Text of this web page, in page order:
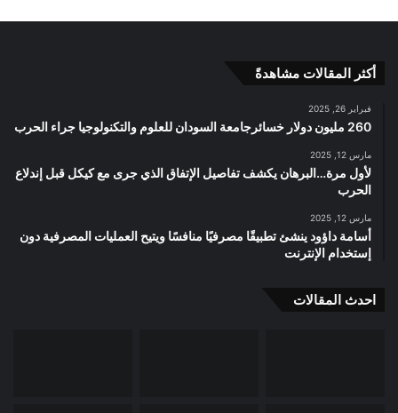
أكثر المقالات مشاهدةً
فبراير 26, 2025
260 مليون دولار خسائرجامعة السودان للعلوم والتكنولوجيا جراء الحرب
مارس 12, 2025
لأول مرة…البرهان يكشف تفاصيل الإتفاق الذي جرى مع كيكل قبل إندلاع
الحرب
مارس 12, 2025
أسامة داؤود ينشئ تطبيقًا مصرفيًا منافسًا ويتيح العمليات المصرفية دون
إستخدام الإنترنت
احدث المقالات